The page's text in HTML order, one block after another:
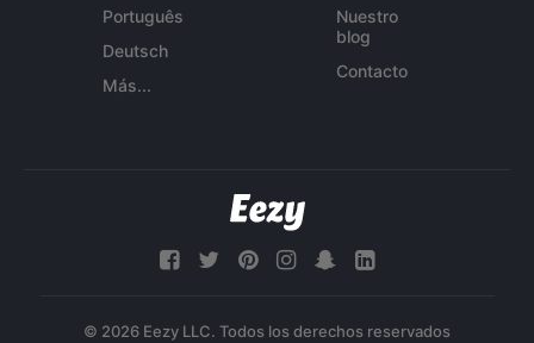
Português
Deutsch
Más...
Nuestro
blog
Contacto
© 2026 Eezy LLC. Todos los derechos reservados